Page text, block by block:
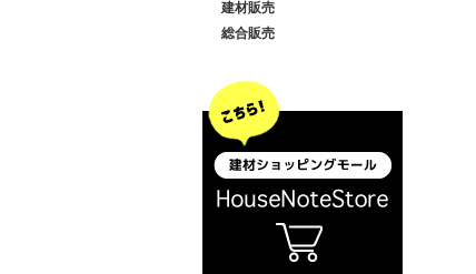
建材販売
総合販売